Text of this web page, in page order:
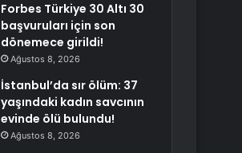
Forbes Türkiye 30 Altı 30
başvuruları için son
dönemece girildi!
Ağustos 8, 2026
İstanbul’da sır ölüm: 37
yaşındaki kadın savcının
evinde ölü bulundu!
Ağustos 8, 2026